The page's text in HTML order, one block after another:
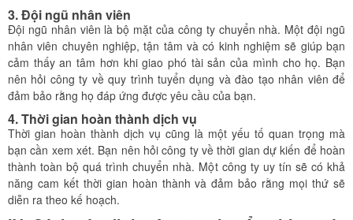
3.Đội ngũ nhân viên
Đội ngũ nhân viên là bộ mặt của công ty chuyển nhà. Một đội ngũ
nhân viên chuyên nghiệp, tận tâm và có kinh nghiệm sẽ giúp bạn
cảm thấy an tâm hơn khi giao phó tài sản của mình cho họ. Bạn
nên hỏi công ty về quy trình tuyển dụng và đào tạo nhân viên để
đảm bảo rằng họ đáp ứng được yêu cầu của bạn.
4.Thời gian hoàn thành dịch vụ
Thời gian hoàn thành dịch vụ cũng là một yếu tố quan trọng mà
bạn cần xem xét. Bạn nên hỏi công ty về thời gian dự kiến để hoàn
thành toàn bộ quá trình chuyển nhà. Một công ty uy tín sẽ có khả
năng cam kết thời gian hoàn thành và đảm bảo rằng mọi thứ sẽ
diễn ra theo kế hoạch.